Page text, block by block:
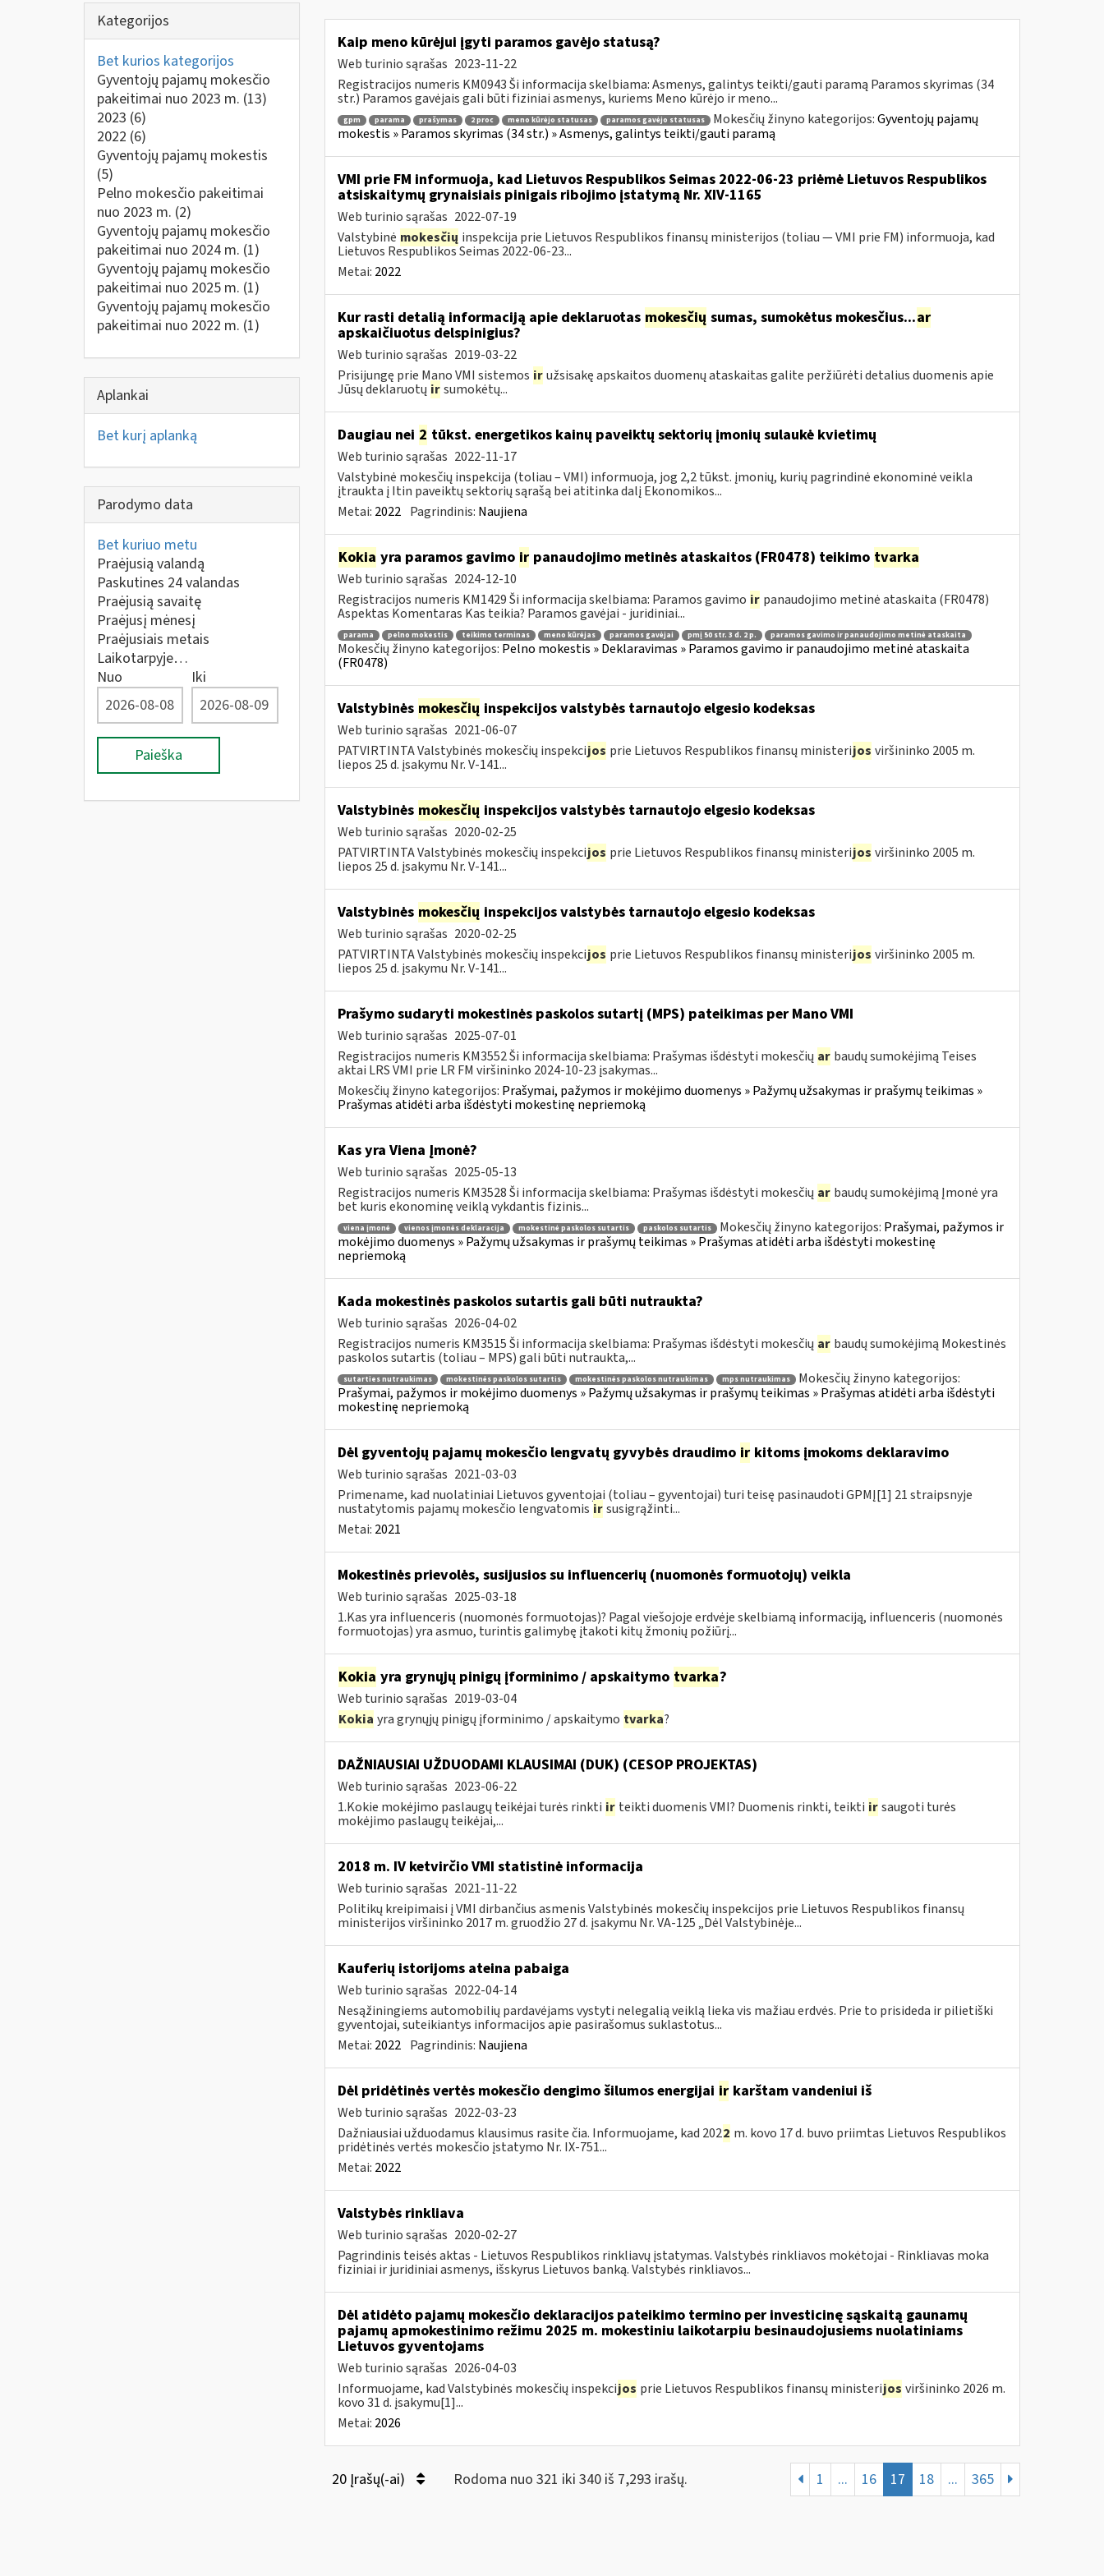
Kategorijos
Bet kurios kategorijos
Gyventojų pajamų mokesčio
pakeitimai nuo 2023 m. (13)
2023 (6)
2022 (6)
Gyventojų pajamų mokestis
(5)
Pelno mokesčio pakeitimai
nuo 2023 m. (2)
Gyventojų pajamų mokesčio
pakeitimai nuo 2024 m. (1)
Gyventojų pajamų mokesčio
pakeitimai nuo 2025 m. (1)
Gyventojų pajamų mokesčio
pakeitimai nuo 2022 m. (1)
Aplankai
Bet kurį aplanką
Parodymo data
Bet kuriuo metu
Praėjusią valandą
Paskutines 24 valandas
Praėjusią savaitę
Praėjusį mėnesį
Praėjusiais metais
Laikotarpyje…
Nuo
Iki
Paieška
Kaip meno kūrėjui įgyti paramos gavėjo statusą?
Web turinio sąrašas 2023-11-22
Registracijos numeris KM0943 Ši informacija skelbiama: Asmenys, galintys teikti/gauti paramą Paramos skyrimas (34
str.) Paramos gavėjais gali būti fiziniai asmenys, kuriems Meno kūrėjo ir meno...
gpm parama prašymas 2 proc meno kūrėjo statusas paramos gavėjo statusas Mokesčių žinyno kategorijos:Gyventojų pajamų
mokestis » Paramos skyrimas (34 str.) » Asmenys, galintys teikti/gauti paramą
VMI prie FM informuoja, kad Lietuvos Respublikos Seimas 2022-06-23 priėmė Lietuvos Respublikos
atsiskaitymų grynaisiais pinigais ribojimo įstatymą Nr. XIV-1165
Web turinio sąrašas 2022-07-19
Valstybinė mokesčių inspekcija prie Lietuvos Respublikos finansų ministerijos (toliau — VMI prie FM) informuoja, kad
Lietuvos Respublikos Seimas 2022-06-23...
Metai: 2022
Kur rasti detalią informaciją apie deklaruotas mokesčių sumas, sumokėtus mokesčius...ar
apskaičiuotus delspinigius?
Web turinio sąrašas 2019-03-22
Prisijungę prie Mano VMI sistemos ir užsisakę apskaitos duomenų ataskaitas galite peržiūrėti detalius duomenis apie
Jūsų deklaruotų ir sumokėtų...
Daugiau nei 2 tūkst. energetikos kainų paveiktų sektorių įmonių sulaukė kvietimų
Web turinio sąrašas 2022-11-17
Valstybinė mokesčių inspekcija (toliau – VMI) informuoja, jog 2,2 tūkst. įmonių, kurių pagrindinė ekonominė veikla
įtraukta į Itin paveiktų sektorių sąrašą bei atitinka dalį Ekonomikos...
Metai: 2022 Pagrindinis: Naujiena
Kokia yra paramos gavimo irpanaudojimo metinės ataskaitos (FR0478) teikimo tvarka
Web turinio sąrašas 2024-12-10
Registracijos numeris KM1429 Ši informacija skelbiama: Paramos gavimo ir panaudojimo metinė ataskaita (FR0478)
Aspektas Komentaras Kas teikia? Paramos gavėjai - juridiniai...
parama pelno mokestis teikimo terminas meno kūrėjas paramos gavėjai pmį 50 str. 3 d. 2 p. paramos gavimo ir panaudojimo metinė ataskaita
Mokesčių žinyno kategorijos: Pelno mokestis » Deklaravimas » Paramos gavimo ir panaudojimo metinė ataskaita
(FR0478)
Valstybinės mokesčių inspekcijos valstybės tarnautojo elgesio kodeksas
Web turinio sąrašas 2021-06-07
PATVIRTINTA Valstybinės mokesčių inspekcijos prie Lietuvos Respublikos finansų ministerijos viršininko 2005 m.
liepos 25 d. įsakymu Nr. V-141...
Valstybinės mokesčių inspekcijos valstybės tarnautojo elgesio kodeksas
Web turinio sąrašas 2020-02-25
PATVIRTINTA Valstybinės mokesčių inspekcijos prie Lietuvos Respublikos finansų ministerijos viršininko 2005 m.
liepos 25 d. įsakymu Nr. V-141...
Valstybinės mokesčių inspekcijos valstybės tarnautojo elgesio kodeksas
Web turinio sąrašas 2020-02-25
PATVIRTINTA Valstybinės mokesčių inspekcijos prie Lietuvos Respublikos finansų ministerijos viršininko 2005 m.
liepos 25 d. įsakymu Nr. V-141...
Prašymo sudaryti mokestinės paskolos sutartį (MPS) pateikimas per Mano VMI
Web turinio sąrašas 2025-07-01
Registracijos numeris KM3552 Ši informacija skelbiama: Prašymas išdėstyti mokesčių ar baudų sumokėjimą Teises
aktai LRS VMI prie LR FM viršininko 2024-10-23 įsakymas...
Mokesčių žinyno kategorijos: Prašymai, pažymos ir mokėjimo duomenys » Pažymų užsakymas ir prašymų teikimas »
Prašymas atidėti arba išdėstyti mokestinę nepriemoką
Kas yra Viena Įmonė?
Web turinio sąrašas 2025-05-13
Registracijos numeris KM3528 Ši informacija skelbiama: Prašymas išdėstyti mokesčių ar baudų sumokėjimą Įmonė yra
bet kuris ekonominę veiklą vykdantis fizinis...
viena įmonė vienos įmonės deklaracija mokestinė paskolos sutartis paskolos sutartis Mokesčių žinyno kategorijos: Prašymai, pažymos ir
mokėjimo duomenys » Pažymų užsakymas ir prašymų teikimas » Prašymas atidėti arba išdėstyti mokestinę
nepriemoką
Kada mokestinės paskolos sutartis gali būti nutraukta?
Web turinio sąrašas 2026-04-02
Registracijos numeris KM3515 Ši informacija skelbiama: Prašymas išdėstyti mokesčių ar baudų sumokėjimą Mokestinės
paskolos sutartis (toliau – MPS) gali būti nutraukta,...
sutarties nutraukimas mokestinės paskolos sutartis mokestinės paskolos nutraukimas mps nutraukimas
Mokesčių žinyno kategorijos:
Prašymai, pažymos ir mokėjimo duomenys » Pažymų užsakymas ir prašymų teikimas » Prašymas atidėti arba išdėstyti
mokestinę nepriemoką
Dėl gyventojų pajamų mokesčio lengvatų gyvybės draudimo irkitoms įmokoms deklaravimo
Web turinio sąrašas 2021-03-03
Primename, kad nuolatiniai Lietuvos gyventojai (toliau – gyventojai) turi teisę pasinaudoti GPMĮ[1] 21 straipsnyje
nustatytomis pajamų mokesčio lengvatomis ir susigrąžinti...
Metai: 2021
Mokestinės prievolės, susijusios su influencerių (nuomonės formuotojų) veikla
Web turinio sąrašas 2025-03-18
1.Kas yra influenceris (nuomonės formuotojas)? Pagal viešojoje erdvėje skelbiamą informaciją, influenceris (nuomonės
formuotojas) yra asmuo, turintis galimybę įtakoti kitų žmonių požiūrį...
Kokia yra grynųjų pinigų įforminimo / apskaitymo tvarka?
Web turinio sąrašas 2019-03-04
Kokia yra grynųjų pinigų įforminimo / apskaitymo tvarka?
DAŽNIAUSIAI UŽDUODAMI KLAUSIMAI (DUK) (CESOP PROJEKTAS)
Web turinio sąrašas 2023-06-22
1.Kokie mokėjimo paslaugų teikėjai turės rinkti ir teikti duomenis VMI? Duomenis rinkti, teikti ir saugoti turės
mokėjimo paslaugų teikėjai,...
2018 m. IV ketvirčio VMI statistinė informacija
Web turinio sąrašas 2021-11-22
Politikų kreipimaisi į VMI dirbančius asmenis Valstybinės mokesčių inspekcijos prie Lietuvos Respublikos finansų
ministerijos viršininko 2017 m. gruodžio 27 d. įsakymu Nr. VA-125 „Dėl Valstybinėje...
Kauferių istorijoms ateina pabaiga
Web turinio sąrašas 2022-04-14
Nesąžiningiems automobilių pardavėjams vystyti nelegalią veiklą lieka vis mažiau erdvės. Prie to prisideda ir pilietiški
gyventojai, suteikiantys informacijos apie pasirašomus suklastotus...
Metai: 2022 Pagrindinis: Naujiena
Dėl pridėtinės vertės mokesčio dengimo šilumos energijai irkarštam vandeniui iš
Web turinio sąrašas 2022-03-23
Dažniausiai užduodamus klausimus rasite čia. Informuojame, kad 2022 m. kovo 17 d. buvo priimtas Lietuvos Respublikos
pridėtinės vertės mokesčio įstatymo Nr. IX-751...
Metai: 2022
Valstybės rinkliava
Web turinio sąrašas 2020-02-27
Pagrindinis teisės aktas - Lietuvos Respublikos rinkliavų įstatymas. Valstybės rinkliavos mokėtojai - Rinkliavas moka
fiziniai ir juridiniai asmenys, išskyrus Lietuvos banką. Valstybės rinkliavos...
Dėl atidėto pajamų mokesčio deklaracijos pateikimo termino per investicinę sąskaitą gaunamų
pajamų apmokestinimo režimu 2025 m. mokestiniu laikotarpiu besinaudojusiems nuolatiniams
Lietuvos gyventojams
Web turinio sąrašas 2026-04-03
Informuojame, kad Valstybinės mokesčių inspekcijos prie Lietuvos Respublikos finansų ministerijos viršininko 2026 m.
kovo 31 d. įsakymu[1]...
Metai: 2026
20 Įrašų(-ai) Rodoma nuo 321 iki 340 iš 7,293 irašų. 1 ... 16 17 18 ... 365